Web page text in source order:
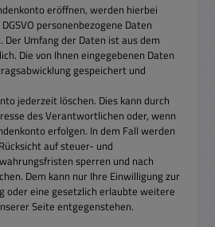
eröffnen, werden hierbei
personenbezogene Daten
Umfang der Daten ist aus dem
Die von Ihnen eingegebenen Daten
gespeichert und
jederzeit löschen. Dies kann durch
des Verantwortlichen oder, wenn
erfolgen. In dem Fall werden
auf steuer- und
sperren und nach
Dem kann nur Ihre Einwilligung zur
oder eine gesetzlich erlaubte weitere
Seite entgegenstehen.